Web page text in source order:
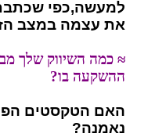
למעשה,כפי
את עצמה במצב
≈ כמה השיווק שלך
ההשקעה בו?
האם הטקסטים
נאמנה?